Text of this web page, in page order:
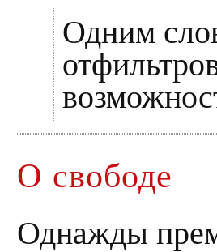
Одним
О свободе
Однажды